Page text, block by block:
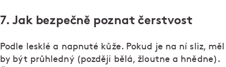
7. Jak bezpečně poznat čerstvost
Podle lesklé a napnuté kůže. Pokud je na ní sliz, měl
by být průhledný (později bělá, žloutne a hnědne).